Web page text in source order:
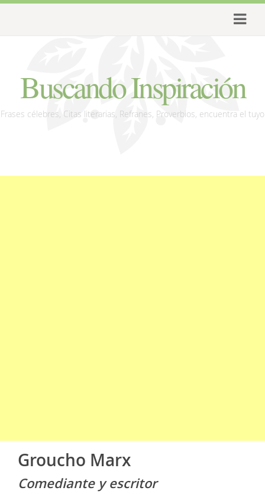
Buscando Inspiración
Frases célebres, Citas literarias, Refranes, Proverbios, encuentra el tuyo
Groucho Marx
Comediante y escritor